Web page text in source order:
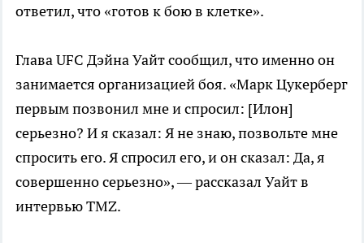
ответил, что «готов к бою в клетке».
Глава UFC Дэйна Уайт сообщил, что именно он
занимается организацией боя. «Марк Цукерберг
первым позвонил мне и спросил: [Илон]
серьезно? И я сказал: Я не знаю, позвольте мне
спросить его. Я спросил его, и он сказал: Да, я
совершенно серьезно», — рассказал Уайт в
интервью TMZ.